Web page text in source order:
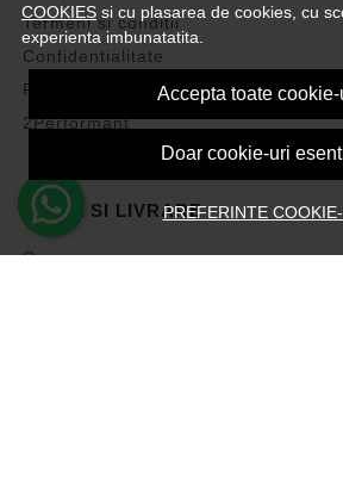
COOKIES si cu plasarea de cookies, cu
experienta imbunatatita.
Accepta toate
Doar cookie-uri
PREFERINTE
Termeni si conditii
Confidentialitate
Politica de Cookies
2Performant
PLATA SI LIVRARE
Cum cumpar